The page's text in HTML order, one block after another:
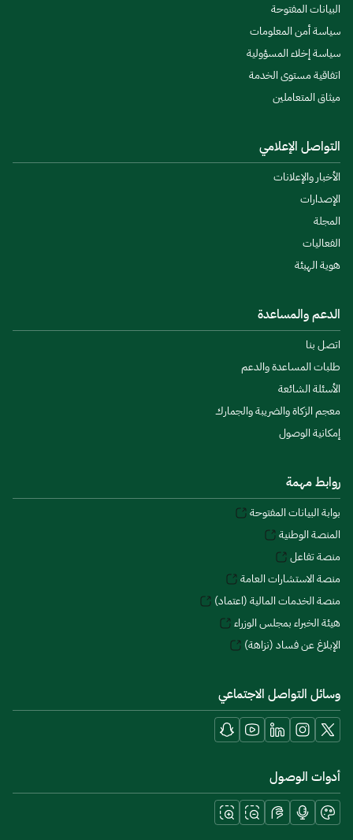
البيانات المفتوحة
سياسة أمن المعلومات
سياسة إخلاء المسؤولية
اتفاقية مستوى الخدمة
ميثاق المتعاملين
التواصل الإعلامي
الأخبار والإعلانات
الإصدارات
المجلة
الفعاليات
هوية الهيئة
الدعم والمساعدة
اتصل بنا
طلبات المساعدة والدعم
الأسئلة الشائعة
معجم الزكاة والضريبة والجمارك
إمكانية الوصول
روابط مهمة
بوابة البيانات المفتوحة
المنصة الوطنية
منصة تفاعل
منصة الاستشارات العامة
منصة الخدمات المالية (اعتماد)
هيئة الخبراء بمجلس الوزراء
الإبلاغ عن فساد (نزاهة)
وسائل التواصل الاجتماعي
أدوات الوصول